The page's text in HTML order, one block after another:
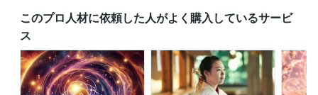
このプロ人材に依頼した人がよく購入しているサービ
ス